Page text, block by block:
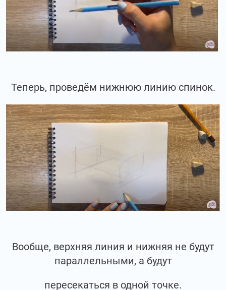
Теперь, проведём нижнюю линию спинок.
Вообще, верхняя линия и нижняя не будут
параллельными, а будут
пересекаться в одной точке.